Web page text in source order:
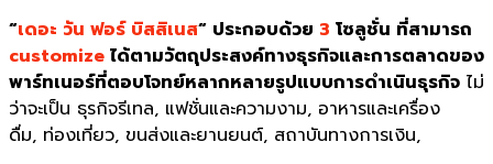
“เดอะ วัน ฟอร์ บิสสิเนส“ ประกอบด้วย 3 โซลูชั่น ที่สามารถ
customize ได้ตามวัตถุประสงค์ทางธุรกิจและการตลาดของ
พาร์ทเนอร์ที่ตอบโจทย์หลากหลายรูปแบบการดำเนินธุรกิจ ไม่
ว่าจะเป็น ธุรกิจรีเทล, แฟชั่นและความงาม, อาหารและเครื่อง
ดื่ม, ท่องเที่ยว, ขนส่งและยานยนต์, สถาบันทางการเงิน,